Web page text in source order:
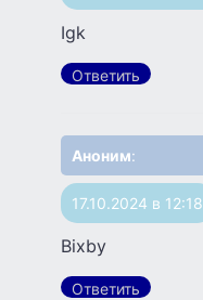
Igk
Ответить
Аноним:
17.10.2024 в 12:18
Bixby
Ответить